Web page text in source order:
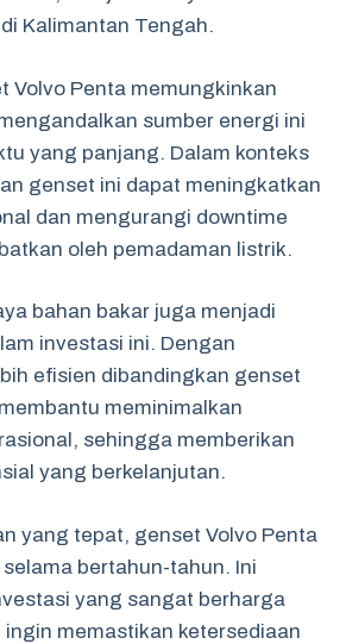
Kalimantan Tengah.
Volvo Penta memungkinkan
sumber energi ini
yang panjang. Dalam konteks
genset ini dapat meningkatkan
dan mengurangi downtime
oleh pemadaman listrik.
bahan bakar juga menjadi
investasi ini. Dengan
efisien dibandingkan genset
meminimalkan
sehingga memberikan
yang berkelanjutan.
yang tepat, genset Volvo Penta
bertahun-tahun. Ini
yang sangat berharga
ingin memastikan ketersediaan